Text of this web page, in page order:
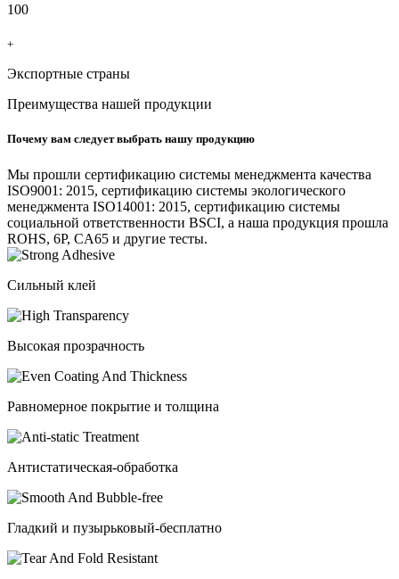
100
+
Экспортные страны
Преимущества нашей продукции
Почему вам следует выбрать нашу продукцию
Мы прошли сертификацию системы менеджмента качества
ISO9001: 2015, сертификацию системы экологического
менеджмента ISO14001: 2015, сертификацию системы
социальной ответственности BSCI, а наша продукция прошла
ROHS, 6P, CA65 и другие тесты.
Сильный клей
Высокая прозрачность
Равномерное покрытие и толщина
Антистатическая-обработка
Гладкий и пузырьковый-бесплатно